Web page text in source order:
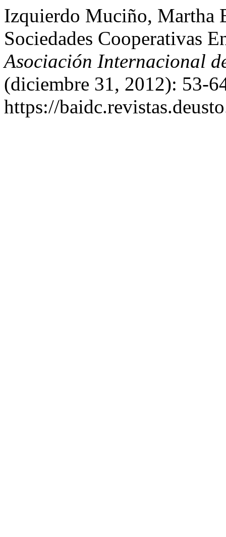
Izquierdo Muciño, Martha
Sociedades Cooperativas
Asociación Internacional
(diciembre 31, 2012): 53-
https://